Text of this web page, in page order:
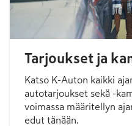
Tarjoukset ja
Katso K-Auton kaikki
autotarjoukset sekä -
voimassa määritellyn
edut tänään.